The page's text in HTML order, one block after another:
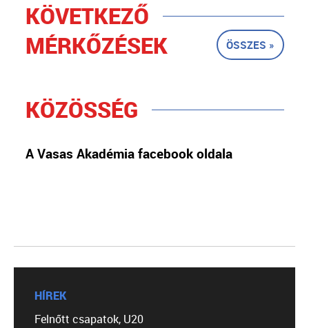
KÖVETKEZŐ
MÉRKŐZÉSEK
ÖSSZES »
KÖZÖSSÉG
A Vasas Akadémia facebook oldala
HÍREK
Felnőtt csapatok, U20